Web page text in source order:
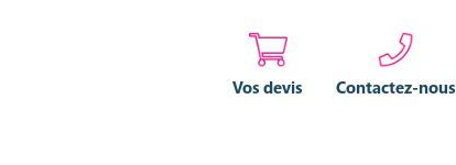
Vos devis Contactez-nous